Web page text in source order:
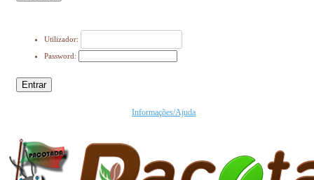
Utilizador:
Password:
Entrar
Informações/Ajuda